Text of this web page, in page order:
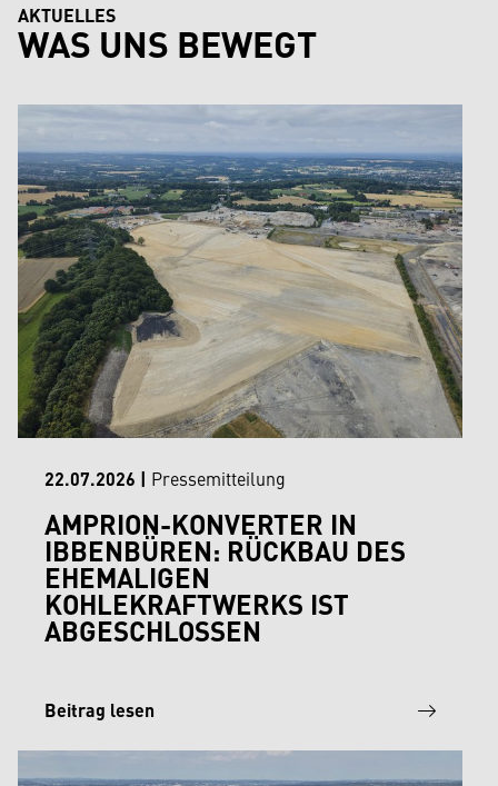
AKTUELLES
WAS UNS BEWEGT
22.07.2026 | Pressemitteilung
AMPRION-KONVERTER IN
IBBENBÜREN: RÜCKBAU DES
EHEMALIGEN
KOHLEKRAFTWERKS IST
ABGESCHLOSSEN
Beitrag lesen